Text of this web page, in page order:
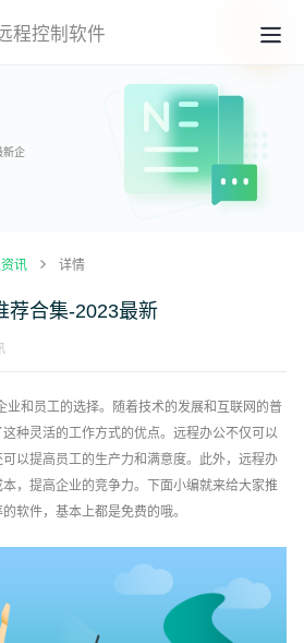
程控制软件
新企
讯 详情
荐合集-2023最新
业和员工的选择。随着技术的发展和互联网的普
种灵活的工作方式的优点。远程办公不仅可以
以提高员工的生产力和满意度。此外，远程办
，提高企业的竞争力。下面小编就来给大家推
软件，基本上都是免费的哦。